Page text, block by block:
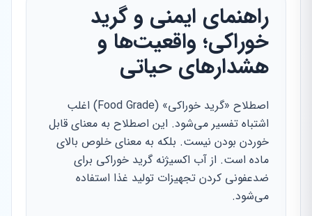
راهنمای ایمنی و گرید
خوراکی؛ واقعیت‌ها و
هشدارهای حیاتی
اصطلاح «گرید خوراکی» (Food Grade) اغلب
اشتباه تفسیر می‌شود. این اصطلاح به معنای قابل
خوردن بودن نیست. بلکه به معنای خلوص بالای
ماده است. از آب اکسیژنه گرید خوراکی برای
ضدعفونی کردن تجهیزات تولید غذا استفاده
می‌شود.